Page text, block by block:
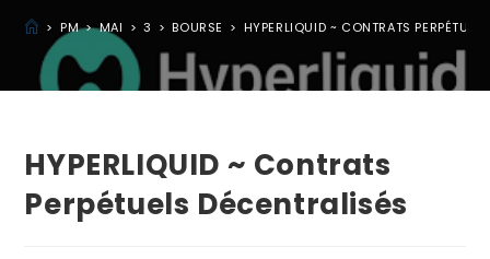
> PM > MAI > 3 > BOURSE > HYPERLIQUID ~ CONTRATS
HYPERLIQUID ~ Contrats
Perpétuels Décentralisés